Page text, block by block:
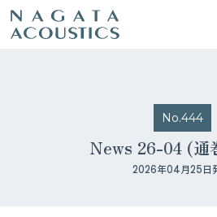
No.444
News 26-04 (通
2026年04月25日